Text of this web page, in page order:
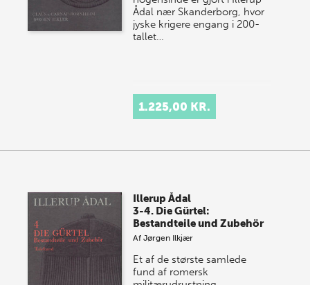
Ådal nær Skanderborg, hvor
jyske krigere engang i 200-
tallet…
1.225,00 KR.
Illerup Ådal
3-4. Die Gürtel:
Bestandteile und Zubehör
AfJørgen Ilkjær
Et af de største samlede
fund af romersk